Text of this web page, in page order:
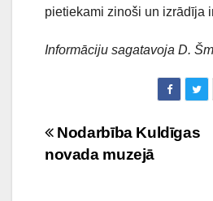
pietiekami zinoši un izrādīja
Informāciju sagatavoja D.
Ziņu
Nodarbība Kuldīgas
novada muzejā